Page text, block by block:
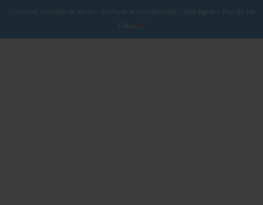
Conditions Générales de Ventes- Politique de confidentialité - Infos légales- Plan du site
Clikeo